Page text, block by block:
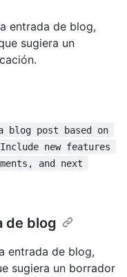
entrada de blog,
sugiera un
blog post based on
new features
and next
de blog
entrada de blog,
sugiera un borrador